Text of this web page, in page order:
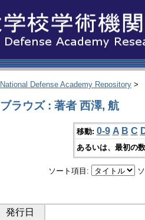
National Defense Academy Repository >
ブラウズ : 著者 西澤, 航
移動: 0-9 A B C
あるいは、最初の
ソート項目:
発行日